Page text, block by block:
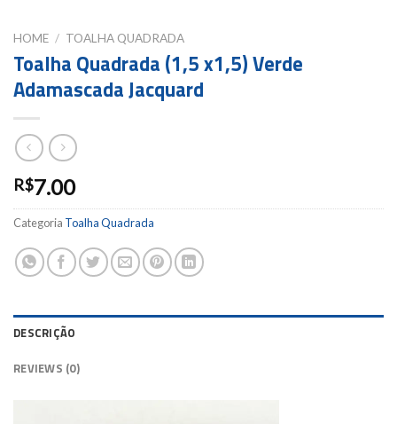
HOME / TOALHA QUADRADA
Toalha Quadrada (1,5 x1,5) Verde
Adamascada Jacquard
R$7.00
Categoria Toalha Quadrada
DESCRIÇÃO
REVIEWS (0)